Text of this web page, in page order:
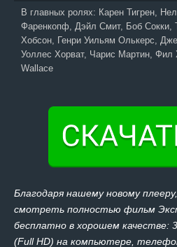
В главных ролях: Карен Тигрен,
Фаренкопф, Дэйл Смит, Боб Сокки,
Хобсон, Генри Уильям Олькерс,
Уоллес Хорват, Чарис Мартин, Фил
Wallace
Благодаря нашему новому
смотреть полностью фильм
бесплатно в хорошем качестве:
(Full HD) на компьютере,